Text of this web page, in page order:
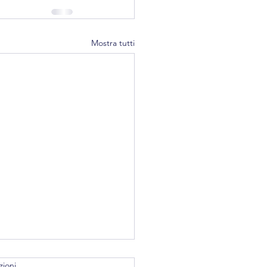
Mostra tutti